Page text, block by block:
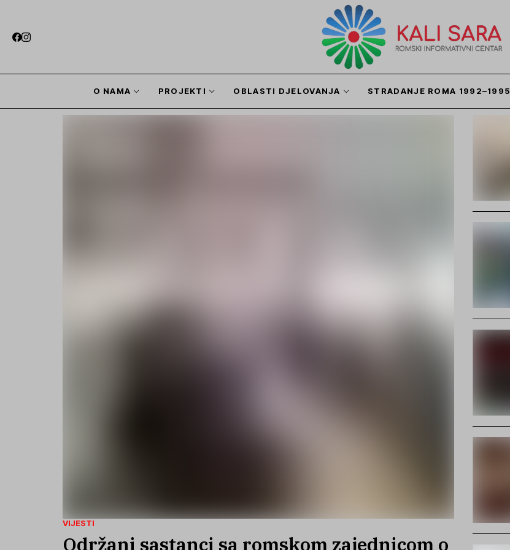
O NAMA PROJEKTI OBLASTI DJELOVANJA STRADANJE ROMA 1992–1995
VIJESTI
Održani sastanci sa romskom zajednicom o